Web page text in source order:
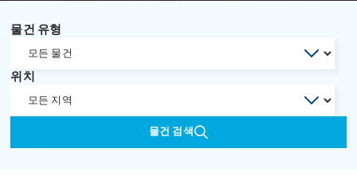
물건 유형
위치
물건 검색